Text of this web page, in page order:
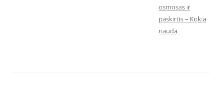
osmosas ir
paskirtis – Kokia
nauda